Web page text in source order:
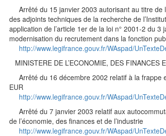
Arrêté du 15 janvier 2003 autorisant au titre de
des adjoints techniques de la recherche de
application de l’article 1er de la loi n° 2001-2 du
modernisation du recrutement dans la fonction
http://www.legifrance.gouv.fr/WAspad/
MINISTERE DE L’ECONOMIE, DES FINANCES
Arrêté du 16 décembre 2002 relatif à la frappe
EUR
http://www.legifrance.gouv.fr/WAspad/
Arrêté du 7 janvier 2003 relatif aux
de l’économie, des finances et de l’industrie
http://www.legifrance.gouv.fr/WAspad/